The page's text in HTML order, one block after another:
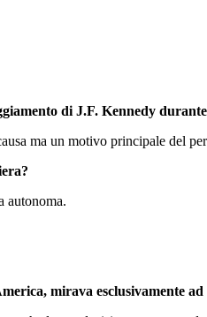
di J.F. Kennedy
ma un motivo principale del
autonoma.
mirava esclusivamente